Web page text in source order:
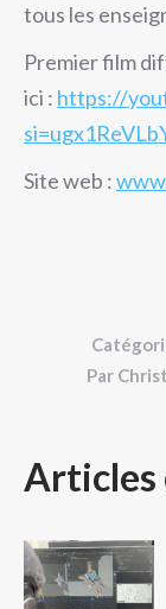
tous les
Premier film
ici : https://
Site web :
Par
Articles